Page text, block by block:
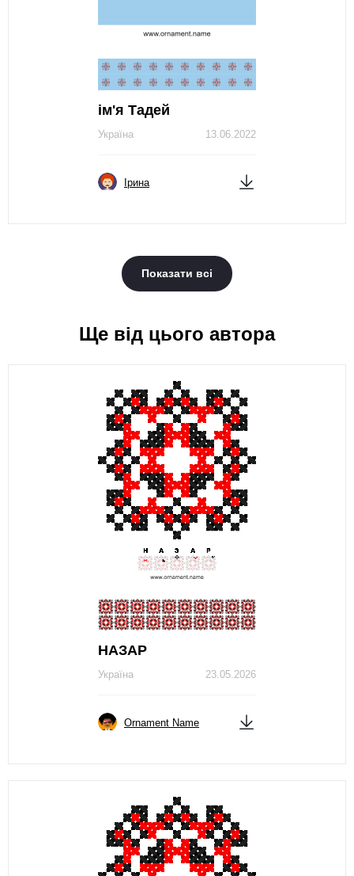
ім'я Тадей
13.06.2022
Україна
Ірина
Показати всі
Ще від цього автора
НАЗАР
23.05.2026
Україна
Ornament Name